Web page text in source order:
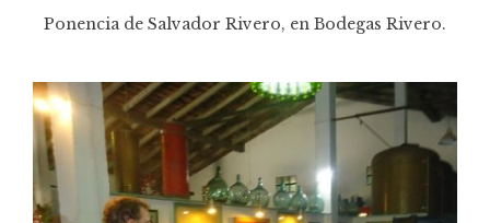
Ponencia de Salvador Rivero, en Bodegas Rivero.